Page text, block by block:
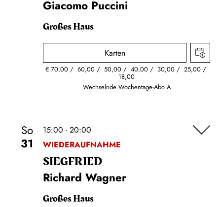
Giacomo Puccini
Großes Haus
Karten
€ 70,00 60,00 50,00 40,00 30,00 25,00
18,00
Wechselnde Wochentage-Abo A
So
31
15:00 - 20:00
WIEDERAUFNAHME
SIEG­FRIED
Richard Wagner
Großes Haus